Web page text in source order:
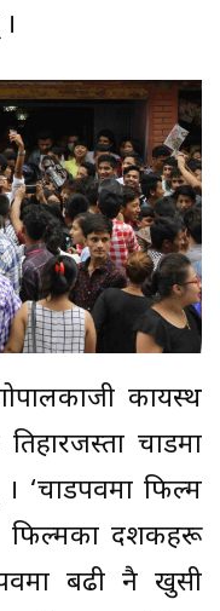
कायस्थ
चाडमा
‘चाडपर्वमा फिल्म
फिल्मका दर्शकहरू
बढी नै खुसी